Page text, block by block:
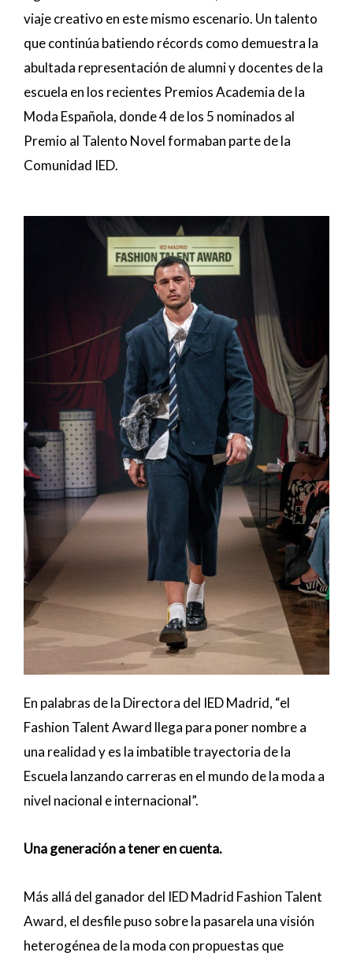
viaje creativo en este mismo escenario. Un talento
que continúa batiendo récords como demuestra la
abultada representación de alumni y docentes de la
escuela en los recientes Premios Academia de la
Moda Española, donde 4 de los 5 nominados al
Premio al Talento Novel formaban parte de la
Comunidad IED.
En palabras de la Directora del IED Madrid, “el
Fashion Talent Award llega para poner nombre a
una realidad y es la imbatible trayectoria de la
Escuela lanzando carreras en el mundo de la moda a
nivel nacional e internacional”.
Una generación a tener en cuenta.
Más allá del ganador del IED Madrid Fashion Talent
Award, el desfile puso sobre la pasarela una visión
heterogénea de la moda con propuestas que